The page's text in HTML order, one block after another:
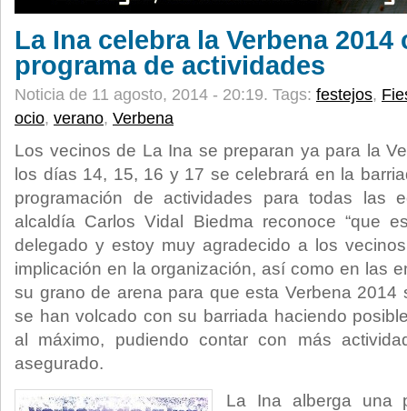
La Ina celebra la Verbena
programa de actividades
Noticia de 11 agosto, 2014 - 20:19. Tags: festejos,
ocio, verano, Verbena
Los vecinos de La Ina se preparan ya para la
los días 14, 15, 16 y 17 se celebrará en la
programación de actividades para todas las
alcaldía Carlos Vidal Biedma reconoce “que
delegado y estoy muy agradecido a los
implicación en la organización, así como en las
su grano de arena para que esta Verbena 2014
se han volcado con su barriada haciendo
al máximo, pudiendo contar con más
asegurado.
La Ina alberga una